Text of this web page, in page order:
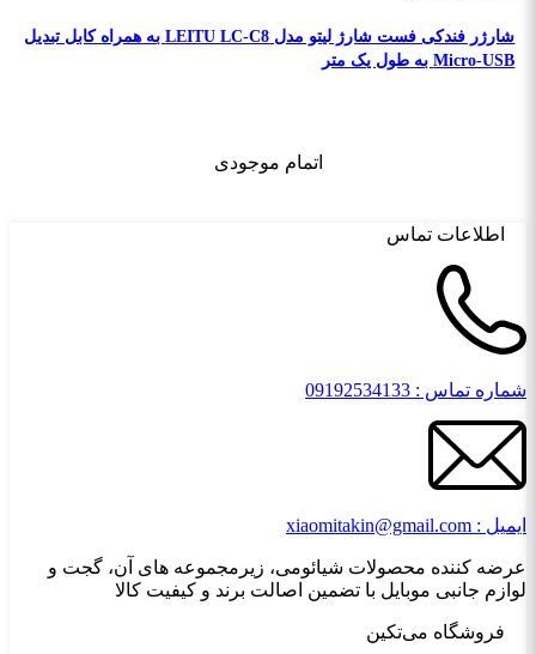
شارژر فندکی فست شارژ لیتو مدل LEITU LC-C8 به همراه کابل تبدیل
Micro-USB به طول یک متر
اتمام موجودی
اطلاعات تماس
شماره تماس : 09192534133
ایمیل : xiaomitakin@gmail.com
عرضه کننده محصولات شیائومی، زیرمجموعه های آن، گجت و
لوازم جانبی موبایل با تضمین اصالت برند و کیفیت کالا
فروشگاه می‌تکین